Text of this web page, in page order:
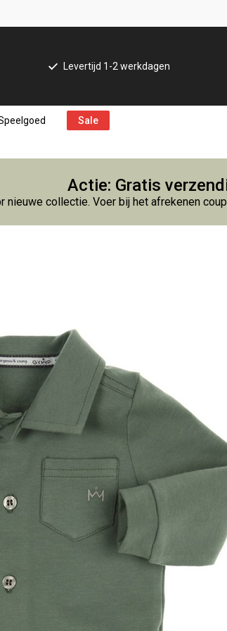
Levertijd 1-2 werkdagen
Sale
Actie: Gratis
nieuwe collectie. Voer bij het afrekenen